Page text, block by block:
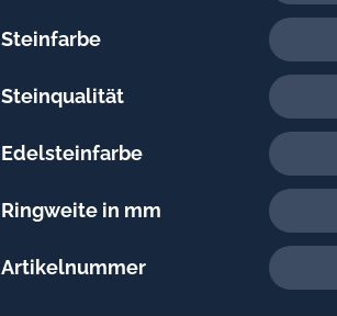
Steinfarbe
Steinqualität
Edelsteinfarbe
Ringweite in mm
Artikelnummer